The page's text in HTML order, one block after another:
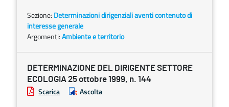
Sezione: Determinazioni dirigenziali aventi contenuto di
interesse generale
Argomenti:Ambiente e territorio
DETERMINAZIONE DEL DIRIGENTE SETTORE
ECOLOGIA 25 ottobre 1999, n. 144
Scarica Ascolta